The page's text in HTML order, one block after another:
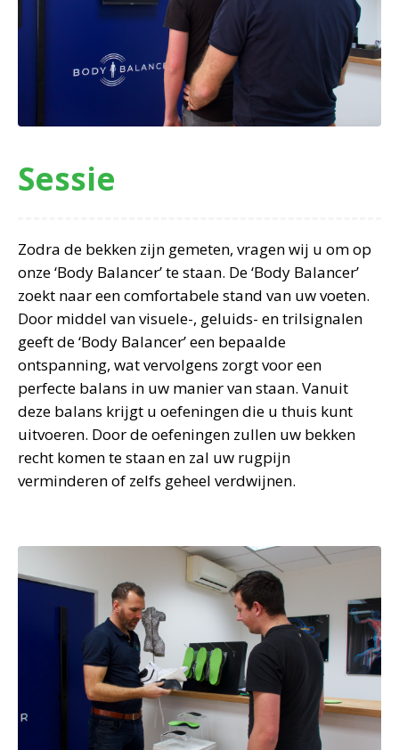
Sessie
Zodra de bekken zijn gemeten, vragen wij u om op
onze ‘Body Balancer’ te staan. De ‘Body Balancer’
zoekt naar een comfortabele stand van uw voeten.
Door middel van visuele-, geluids- en trilsignalen
geeft de ‘Body Balancer’ een bepaalde
ontspanning, wat vervolgens zorgt voor een
perfecte balans in uw manier van staan. Vanuit
deze balans krijgt u oefeningen die u thuis kunt
uitvoeren. Door de oefeningen zullen uw bekken
recht komen te staan en zal uw rugpijn
verminderen of zelfs geheel verdwijnen.